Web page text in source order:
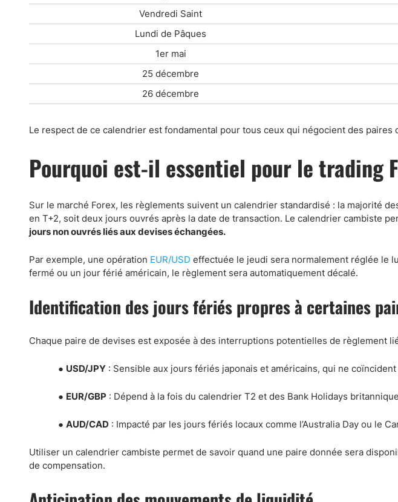
Vendredi Saint
Lundi de Pâques
1er mai
25 décembre
26 décembre
Le respect de ce calendrier est fondamental pour tous ceux qui négocient des paires
Pourquoi est-il essentiel pour le trading
Sur le marché Forex, les règlements suivent un calendrier standardisé : la majorité
en T+2, soit deux jours ouvrés après la date de transaction. Le calendrier cambiste
jours non ouvrés liés aux devises échangées.
Par exemple, une opération EUR/USD effectuée le jeudi sera normalement réglée le
fermé ou un jour férié américain, le règlement sera automatiquement décalé.
Identification des jours fériés propres à certaines
Chaque paire de devises est exposée à des interruptions potentielles de règlement
● USD/JPY : Sensible aux jours fériés japonais et américains, qui ne
● EUR/GBP : Dépend à la fois du calendrier T2 et des Bank Holidays
● AUD/CAD : Impacté par les jours fériés locaux comme l’Australia Day ou le
Utiliser un calendrier cambiste permet de savoir quand une paire donnée sera
de compensation.